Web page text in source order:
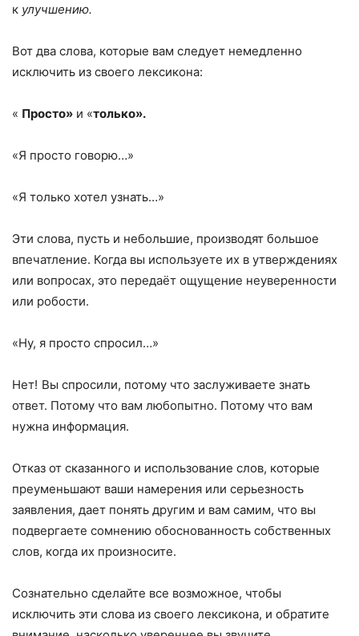
к улучшению.
Вот два слова, которые вам следует немедленно
исключить из своего лексикона:
« Просто» и «только».
«Я просто говорю…»
«Я только хотел узнать…»
Эти слова, пусть и небольшие, производят большое
впечатление. Когда вы используете их в утверждениях
или вопросах, это передаёт ощущение неуверенности
или робости.
«Ну, я просто спросил…»
Нет! Вы спросили, потому что заслуживаете знать
ответ. Потому что вам любопытно. Потому что вам
нужна информация.
Отказ от сказанного и использование слов, которые
преуменьшают ваши намерения или серьезность
заявления, дает понять другим и вам самим, что вы
подвергаете сомнению обоснованность собственных
слов, когда их произносите.
Сознательно сделайте все возможное, чтобы
исключить эти слова из своего лексикона, и обратите